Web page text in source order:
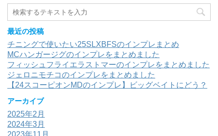
最近の投稿
チニングで使いたい25SLXBFSのインプレまとめ
MCハンガージグのインプレをまとめました
フィッシュフライエラストマーのインプレをまとめました
ジェロニモチコのインプレをまとめました
【24スコーピオンMDのインプレ】ビッグベイトにどう？
アーカイブ
2025年2月
2024年3月
2023年11月